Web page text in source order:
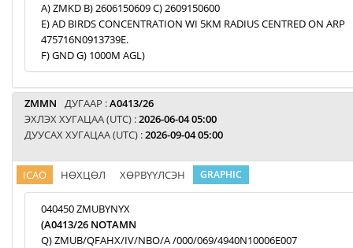
A) ZMKD B) 2606150609 C) 2609150600
E) AD BIRDS CONCENTRATION WI 5KM RADIUS CENTRED ON ARP
475716N0913739E.
F) GND G) 1000M AGL)
ZMMN ДУГААР :A0413/26
ЭХЛЭХ ХУГАЦАА (UTC) :2026-06-04 05:00
ДУУСАХ ХУГАЦАА (UTC) :2026-09-04 05:00
ICAO НӨХЦӨЛ ХӨРВҮҮЛСЭН GRAPHIC
040450 ZMUBYNYX
(A0413/26 NOTAMN
Q) ZMUB/QFAHX/IV/NBO/A /000/069/4940N10006E007